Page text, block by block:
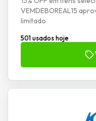
VEMDEBOREAL15
limitado
501 usados hoje